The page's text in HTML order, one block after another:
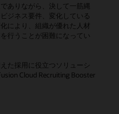
ありながら、決して一筋縄
ジネス要件、変化している
により、組織が優れた人材
行うことが困難になってい
た採用に役立つソリューシ
Cloud Recruiting Booster